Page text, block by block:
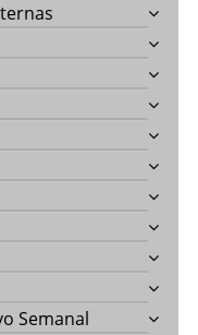
Semanal